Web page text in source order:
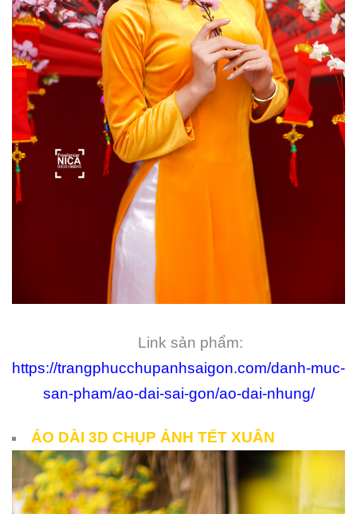
Link sản phẩm:
https://trangphucchupanhsaigon.com/danh-muc-
san-pham/ao-dai-sai-gon/ao-dai-nhung/
ÁO DÀI 3D CHỤP ẢNH TẾT XUÂN